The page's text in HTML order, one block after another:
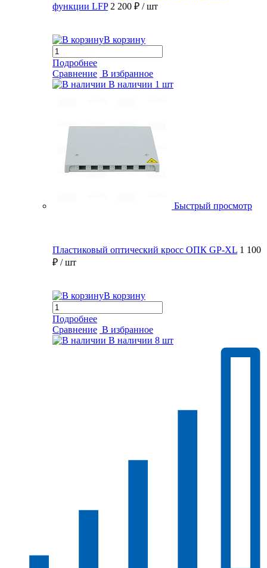
функции LFP 2 200 ₽ / шт
В корзину
Подробнее
Сравнение В избранное
В наличии 1 шт
Быстрый просмотр
Пластиковый оптический кросс ОПК GP-XL 1 100
₽ / шт
В корзину
Подробнее
Сравнение В избранное
В наличии 8 шт